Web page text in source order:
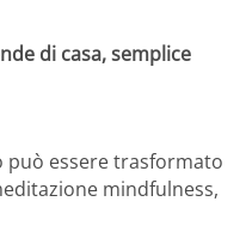
di casa, semplice
essere trasformato
mindfulness,